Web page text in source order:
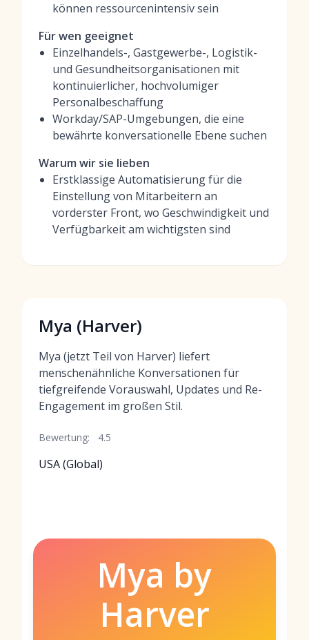
können ressourcenintensiv sein
Für wen geeignet
Einzelhandels-, Gastgewerbe-, Logistik-
und Gesundheitsorganisationen mit
kontinuierlicher, hochvolumiger
Personalbeschaffung
Workday/SAP-Umgebungen, die eine
bewährte konversationelle Ebene suchen
Warum wir sie lieben
Erstklassige Automatisierung für die
Einstellung von Mitarbeitern an
vorderster Front, wo Geschwindigkeit und
Verfügbarkeit am wichtigsten sind
Mya (Harver)
Mya (jetzt Teil von Harver) liefert
menschenähnliche Konversationen für
tiefgreifende Vorauswahl, Updates und Re-
Engagement im großen Stil.
Bewertung: 4.5
USA (Global)
Mya by
Harver